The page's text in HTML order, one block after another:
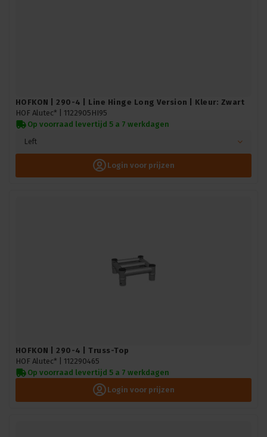
HOFKON | 290-4 | Line Hinge Long Version | Kleur: Zwart
HOF Alutec* | 1122905HI95
Op voorraad levertijd 5 a 7 werkdagen
Left
Login voor prijzen
HOFKON | 290-4 | Truss-Top
HOF Alutec* | 112290465
Op voorraad levertijd 5 a 7 werkdagen
Login voor prijzen